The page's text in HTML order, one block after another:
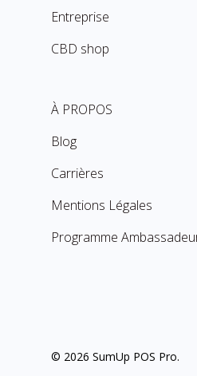
Entreprise
CBD shop
À PROPOS
Blog
Carrières
Mentions Légales
Programme
© 2026 SumUp POS Pro.